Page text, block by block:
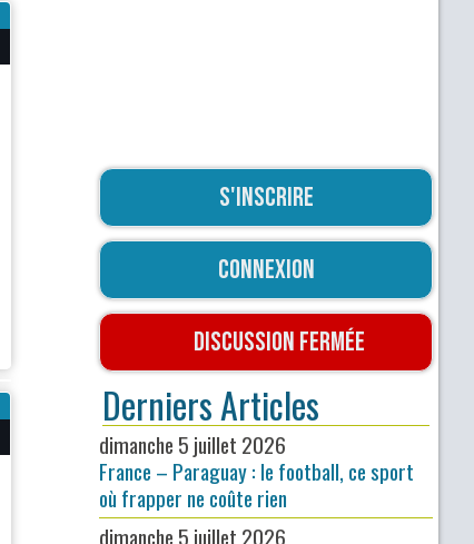
S'inscrire
Connexion
Discussion fermée
Derniers Articles
dimanche 5 juillet 2026
France – Paraguay : le football, ce sport
où frapper ne coûte rien
dimanche 5 juillet 2026